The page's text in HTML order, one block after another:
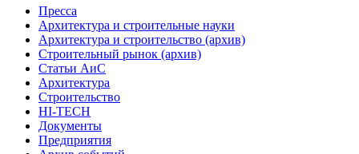
Пресса
Архитектура и строительные науки
Архитектура и строительство (архив)
Строительный рынок (архив)
Статьи АиС
Архитектура
Строительство
HI-TECH
Документы
Предприятия